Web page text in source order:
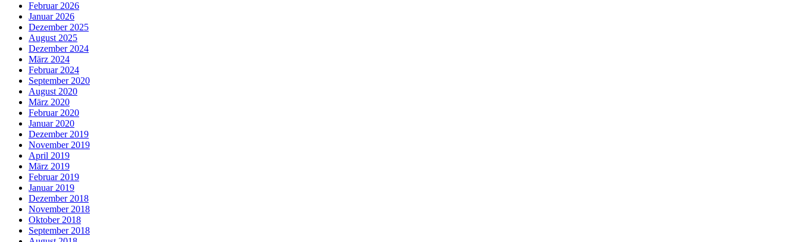
Februar 2026
Januar 2026
Dezember 2025
August 2025
Dezember 2024
März 2024
Februar 2024
September 2020
August 2020
März 2020
Februar 2020
Januar 2020
Dezember 2019
November 2019
April 2019
März 2019
Februar 2019
Januar 2019
Dezember 2018
November 2018
Oktober 2018
September 2018